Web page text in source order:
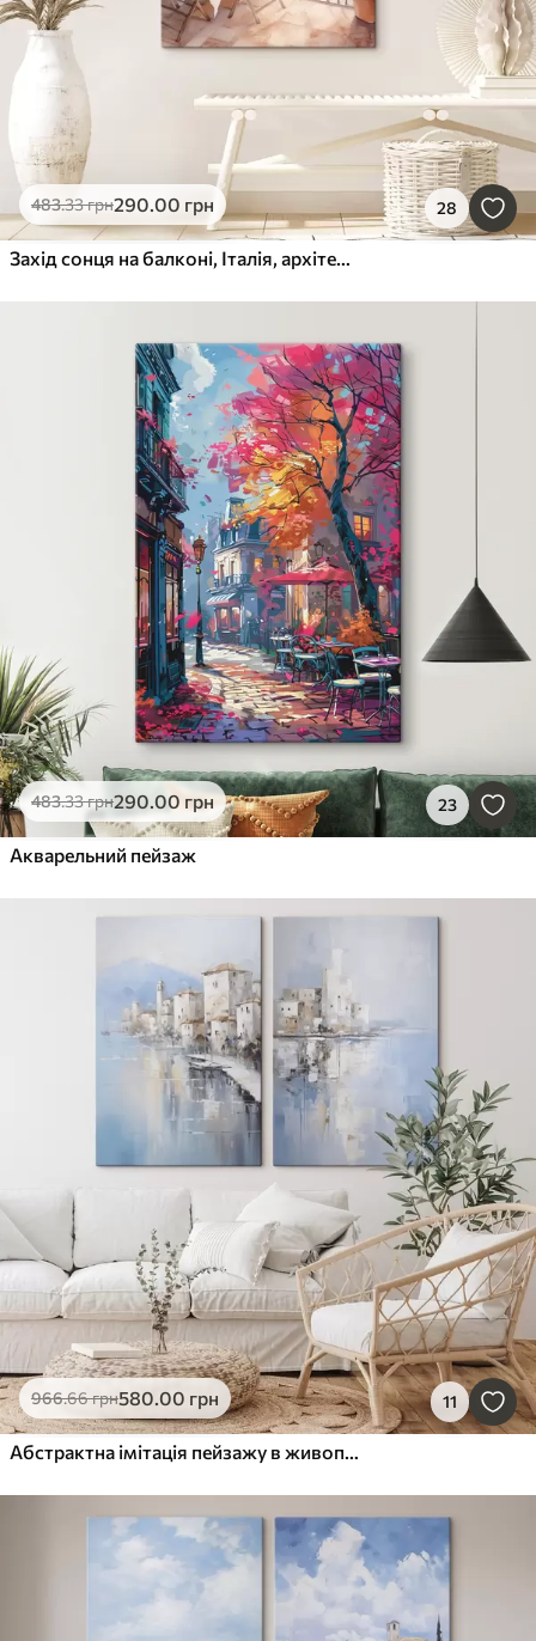
483.33грн290.00 грн 28
Захід сонця на балконі, Італія, архітектура, квітучі квіти, акварельний стиль
483.33грн290.00 грн 23
Акварельний пейзаж
966.66грн580.00 грн 11
Абстрактна імітація пейзажу в живописі